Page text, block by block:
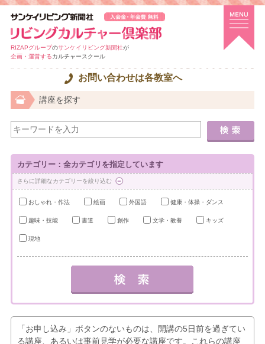
RIZAPグループのサンケイリビング新聞社が
企画・運営するカルチャースクール
お問い合わせは各教室へ
講座を探す
カテゴリー：全カテゴリを指定しています
さらに詳細なカテゴリーを絞り込む
おしゃれ・作法 絵画 外国語 健康・体操・ダンス
趣味・技能 書道 創作 文学・教養 キッズ
現地
「お申し込み」ボタンのないものは、開講の5日前を過ぎてい
る講座、あるいは事前見学が必要な講座です。これらの講座